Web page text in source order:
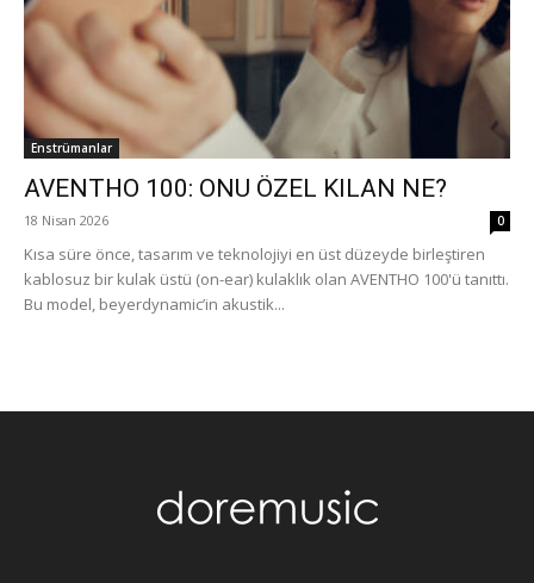
Enstrümanlar
AVENTHO 100: ONU ÖZEL KILAN NE?
18 Nisan 2026 0
Kısa süre önce, tasarım ve teknolojiyi en üst düzeyde birleştiren
kablosuz bir kulak üstü (on-ear) kulaklık olan AVENTHO 100'ü tanıttı.
Bu model, beyerdynamic’in akustik...